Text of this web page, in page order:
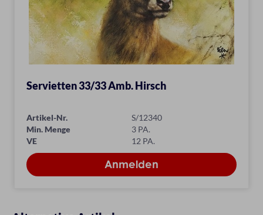
Servietten 33/33 Amb. Hirsch
Artikel-Nr.
S/12340
Min. Menge
3 PA.
VE
12 PA.